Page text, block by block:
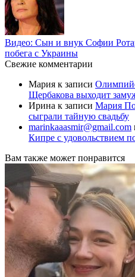
Видео: Сын и внук Софии
побега с Украины
Свежие комментарии
Мария к записи
Щербакова выходит
Ирина к записи Мария
сыграли тайную свадьбу
marinkaaasmir@gmail.com
Кипре с удовольствием
Вам также может понравится